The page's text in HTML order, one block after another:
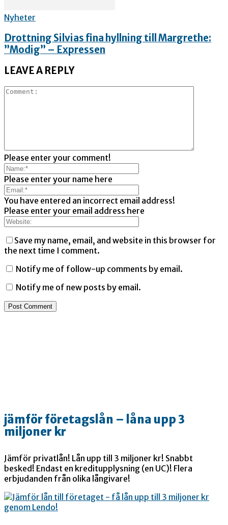
Nyheter
Drottning Silvias fina hyllning till Margrethe:
”Modig” – Expressen
LEAVE A REPLY
Please enter your comment!
Please enter your name here
You have entered an incorrect email address!
Please enter your email address here
Save my name, email, and website in this browser for
the next time I comment.
Notify me of follow-up comments by email.
Notify me of new posts by email.
jämför företagslån – låna upp 3
miljoner kr
Jämför privatlån! Lån upp till 3 miljoner kr! Snabbt
besked! Endast en kreditupplysning (en UC)! Flera
erbjudanden från olika långivare!